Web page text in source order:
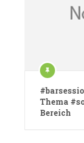
Thema
Bereich